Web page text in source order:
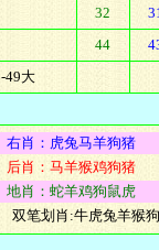
32
44
49大
肖：虎兔马羊狗猪
肖：马羊猴鸡狗猪
肖：蛇羊鸡狗鼠虎
笔划肖:牛虎兔羊猴狗